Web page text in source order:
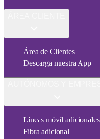
Área de Clientes
Descarga nuestra App
Líneas móvil adicionales
Fibra adicional